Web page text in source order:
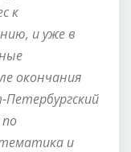
к
и уже в
окончания
и